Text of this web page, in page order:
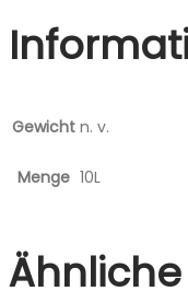
Gewicht n. v.
Menge 10L